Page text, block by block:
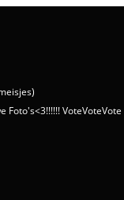
Foto's<3!!!!!!